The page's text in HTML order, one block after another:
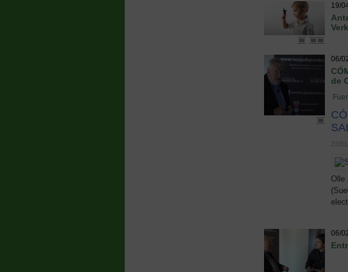
19/
06/
de
23/
Olle
06/